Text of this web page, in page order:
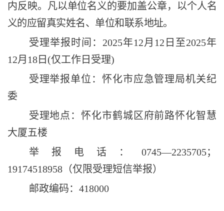
内反映。凡以单位名义的要加盖公章，以个人名
义的应留真实姓名、单位和联系地址。
受理举报时间： 2025年12月 12 日至2025年
12月 18 日 (仅工作日受理)
受理举报单位：怀化市应急管理局机关纪
委
受理地点：怀化市鹤城区府前路怀化智慧
大厦五楼
举报电话： 0745—2235705；
19174518958 （仅限受理短信举报）
邮政编码： 418000